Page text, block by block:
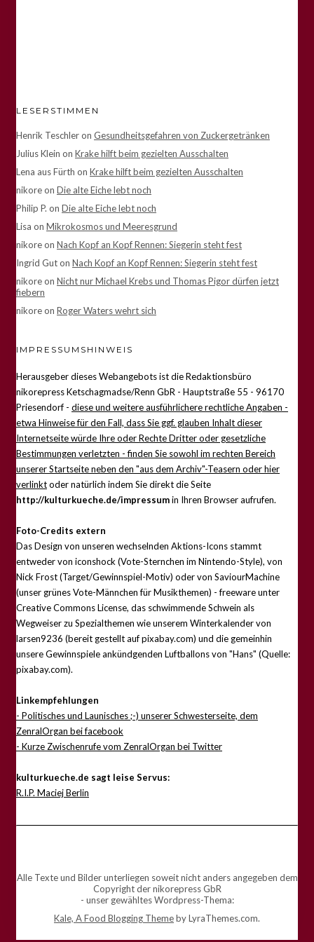
LESERSTIMMEN
Henrik Teschleron Gesundheitsgefahren von Zuckergetränken
Julius Klein on Krake hilft beim gezielten Ausschalten
Lena aus Fürth on Krake hilft beim gezielten Ausschalten
nikoreon Die alte Eiche lebt noch
Philip P. on Die alte Eiche lebt noch
Lisa on Mikrokosmos und Meeresgrund
nikoreon Nach Kopf an Kopf Rennen: Siegerin steht fest
Ingrid Guton Nach Kopf an Kopf Rennen: Siegerin steht fest
nikoreon Nicht nur Michael Krebs und Thomas Pigor dürfen jetzt
fiebern
nikoreon Roger Waters wehrt sich
IMPRESSUMSHINWEIS
Herausgeber dieses Webangebots ist die Redaktionsbüro
nikorepress Ketschagmadse/Renn GbR - Hauptstraße 55 - 96170
Priesendorf - diese und weitere ausführlichere rechtliche Angaben -
etwa Hinweise für den Fall, dass Sie ggf. glauben Inhalt dieser
Internetseite würde Ihre oder Rechte Dritter oder gesetzliche
Bestimmungen verletzten - finden Sie sowohl im rechten Bereich
unserer Startseite neben den "aus dem Archiv"-Teasern oder hier
verlinktoder natürlich indem Sie direkt die Seite
http://kulturkueche.de/impressumin Ihren Browser aufrufen.
Foto-Credits extern
Das Design von unseren wechselnden Aktions-Icons stammt
entweder von iconshock (Vote-Sternchen im Nintendo-Style), von
Nick Frost (Target/Gewinnspiel-Motiv) oder von SaviourMachine
(unser grünes Vote-Männchen für Musikthemen) - freeware unter
Creative Commons License, das schwimmende Schwein als
Wegweiser zu Spezialthemen wie unserem Winterkalender von
larsen9236 (bereit gestellt auf pixabay.com) und die gemeinhin
unsere Gewinnspiele ankündgenden Luftballons von "Hans" (Quelle:
pixabay.com).
Linkempfehlungen
- Politisches und Launisches ;-) unserer Schwesterseite, dem
ZenralOrgan bei facebook
- Kurze Zwischenrufe vom ZenralOrgan bei Twitter
kulturkueche.de sagt leise Servus:
R.I.P. Maciej Berlin
Alle Texte und Bilder unterliegen soweit nicht anders angegeben dem
Copyright der nikorepress GbR
- unser gewähltes Wordpress-Thema:
Kale, A Food Blogging Themeby LyraThemes.com.